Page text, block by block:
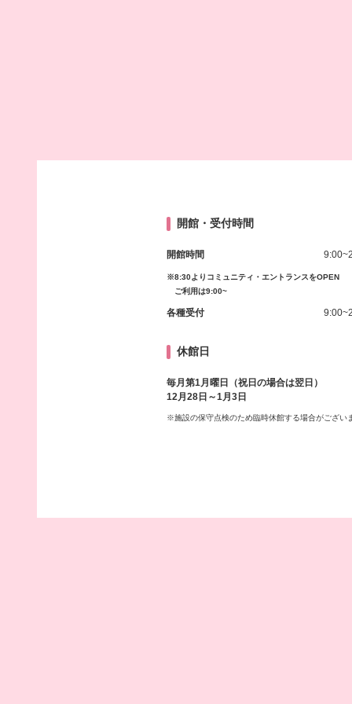
開館・受付時間
開館時間
※8:30よりコミュニティ・エントランスをOPEN
ご利用は9:00~
各種受付
休館日
毎月第1月曜日（祝日の場合は翌日）
12月28日～1月3日
※施設の保守点検のため臨時休館する場合がござい